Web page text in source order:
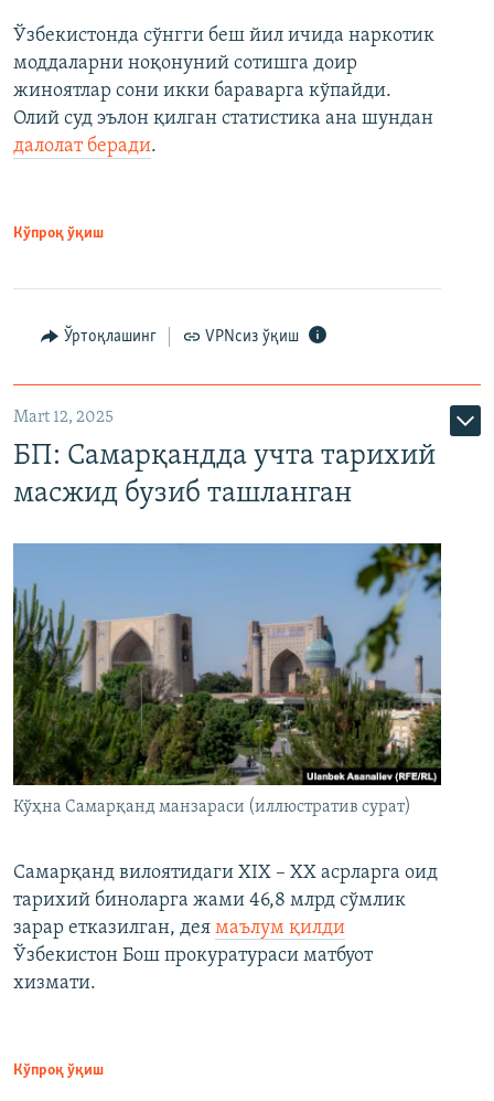
Ўзбекистонда сўнгги беш йил ичида наркотик
моддаларни ноқонуний сотишга доир
жиноятлар сони икки бараварга кўпайди.
Олий суд эълон қилган статистика ана шундан
далолат беради.
Кўпроқ ўқиш
Ўртоқлашинг VPNсиз ўқиш
Mart 12, 2025
БП: Самарқандда учта тарихий
масжид бузиб ташланган
Кўҳна Самарқанд манзараси (иллюстратив сурат)
Самарқанд вилоятидаги XIX – XX асрларга оид
тарихий биноларга жами 46,8 млрд сўмлик
зарар етказилган, дея маълум қилди
Ўзбекистон Бош прокуратураси матбуот
хизмати.
Кўпроқ ўқиш